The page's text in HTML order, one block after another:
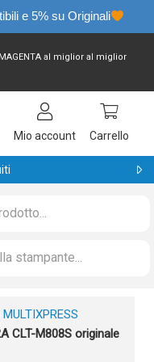
e 5% su Originali
al miglior al miglior
Mio account Carrello
MULTIXPRESS
CLT-M808S originale